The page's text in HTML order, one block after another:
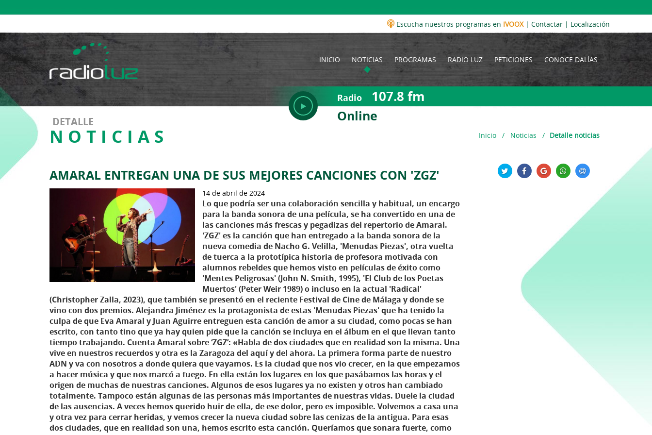
Escucha nuestros programas en IVOOX| Contactar | Localización
INICIO NOTICIAS PROGRAMAS RADIO LUZ PETICIONES CONOCE DALÍAS
Radio 107.8 fm
Online
DETALLE
NOTICIAS Inicio / Noticias / Detalle noticias
AMARAL ENTREGAN UNA DE SUS MEJORES CANCIONES CON 'ZGZ'
14 de abril de 2024
Lo que podría ser una colaboración sencilla y habitual, un encargo
para la banda sonora de una película, se ha convertido en una de
las canciones más frescas y pegadizas del repertorio de Amaral.
'ZGZ' es la canción que han entregado a la banda sonora de la
nueva comedia de Nacho G. Velilla, 'Menudas Piezas', otra vuelta
de tuerca a la prototípica historia de profesora motivada con
alumnos rebeldes que hemos visto en películas de éxito como
'Mentes Peligrosas' (John N. Smith, 1995), 'El Club de los Poetas
Muertos' (Peter Weir 1989) o incluso en la actual 'Radical'
(Christopher Zalla, 2023), que también se presentó en el reciente Festival de Cine de Málaga y donde se
vino con dos premios. Alejandra Jiménez es la protagonista de estas 'Menudas Piezas' que ha tenido la
culpa de que Eva Amaral y Juan Aguirre entreguen esta canción de amor a su ciudad, como pocas se han
escrito, con tanto tino que ya hay quien pide que la canción se incluya en el álbum en el que llevan tanto
tiempo trabajando. Cuenta Amaral sobre ‘ZGZ’: «Habla de dos ciudades que en realidad son la misma. Una
vive en nuestros recuerdos y otra es la Zaragoza del aquí y del ahora. La primera forma parte de nuestro
ADN y va con nosotros a donde quiera que vayamos. Es la ciudad que nos vio crecer, en la que empezamos
a hacer música y que nos marcó a fuego. En ella están los lugares en los que pasábamos las horas y el
origen de muchas de nuestras canciones. Algunos de esos lugares ya no existen y otros han cambiado
totalmente. Tampoco están algunas de las personas más importantes de nuestras vidas. Duele la ciudad
de las ausencias. A veces hemos querido huir de ella, de ese dolor, pero es imposible. Volvemos a casa una
y otra vez para cerrar heridas, y vemos crecer la nueva ciudad sobre las cenizas de la antigua. Para esas
dos ciudades, que en realidad son una, hemos escrito esta canción. Queríamos que sonara fuerte, como